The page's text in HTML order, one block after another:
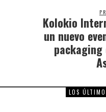
Kolokio
un nuevo
LOS